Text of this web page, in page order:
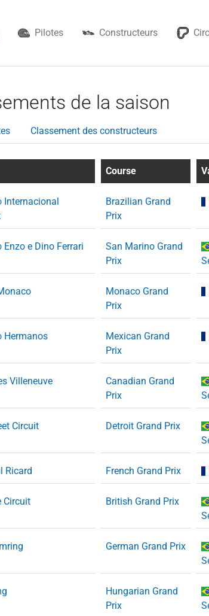
Pilotes Constructeurs
de la saison
Classement des constructeurs
Course
Internacional
Brazilian Grand
Prix
e Dino Ferrari
San Marino Grand
Prix
Monaco Grand
Prix
Hermanos
Mexican Grand
Prix
Villeneuve
Canadian Grand
Prix
Circuit Detroit Grand Prix
Ricard French Grand Prix
Circuit British Grand Prix
German Grand Prix
Hungarian Grand
Prix